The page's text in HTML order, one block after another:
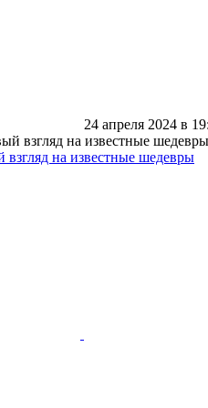
24 апреля 2024 в
взгляд на известные шедевры